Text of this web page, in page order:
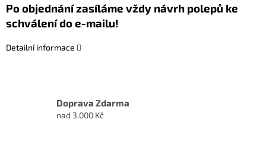
Po objednání zasíláme vždy návrh polepů ke
schválení do e-mailu!
Detailní informace
Doprava Zdarma
nad 3.000 Kč